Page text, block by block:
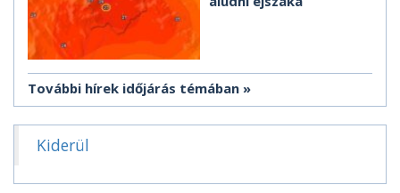
További hírek időjárás témában
Kiderül